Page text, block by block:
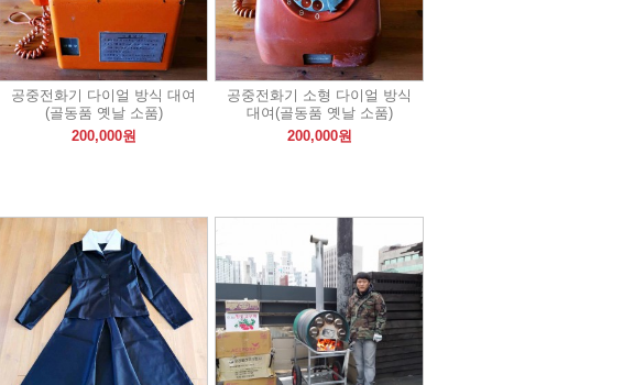
공중전화기 다이얼 방식 대여
(골동품 옛날 소품)
200,000원
공중전화기 소형 다이얼 방식
대여(골동품 옛날 소품)
200,000원